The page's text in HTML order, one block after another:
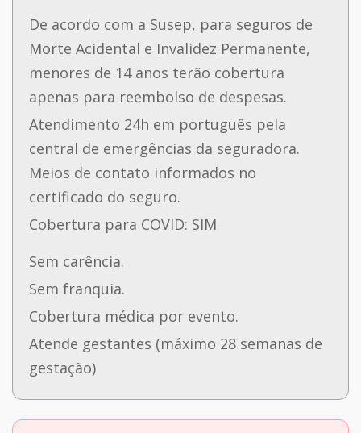
De acordo com a Susep, para seguros de
Morte Acidental e Invalidez Permanente,
menores de 14 anos terão cobertura
apenas para reembolso de despesas.
Atendimento 24h em português pela
central de emergências da seguradora.
Meios de contato informados no
certificado do seguro.
Cobertura para COVID: SIM
Sem carência.
Sem franquia.
Cobertura médica por evento.
Atende gestantes (máximo 28 semanas de
gestação)